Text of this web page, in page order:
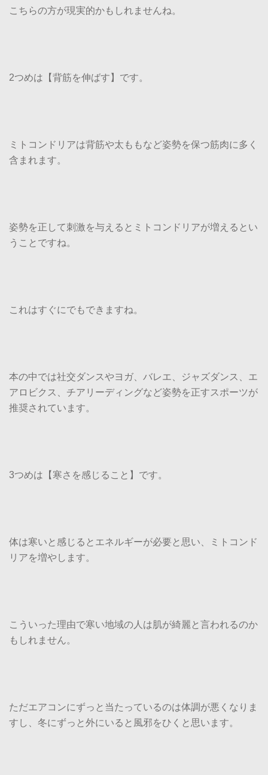
こちらの方が現実的かもしれませんね。
2つめは【背筋を伸ばす】です。
ミトコンドリアは背筋や太ももなど姿勢を保つ筋肉に多く
含まれます。
姿勢を正して刺激を与えるとミトコンドリアが増えるとい
うことですね。
これはすぐにでもできますね。
本の中では社交ダンスやヨガ、バレエ、ジャズダンス、エ
アロビクス、チアリーディングなど姿勢を正すスポーツが
推奨されています。
3つめは【寒さを感じること】です。
体は寒いと感じるとエネルギーが必要と思い、ミトコンド
リアを増やします。
こういった理由で寒い地域の人は肌が綺麗と言われるのか
もしれません。
ただエアコンにずっと当たっているのは体調が悪くなりま
すし、冬にずっと外にいると風邪をひくと思います。